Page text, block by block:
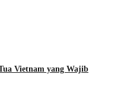
Vietnam yang Wajib